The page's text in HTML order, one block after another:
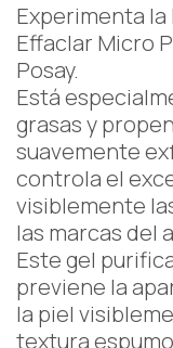
Experimenta
Effaclar Micro
Posay.
Está
grasas y
suavemente
controla el
visiblemente
las marcas del
Este gel
previene la
la piel
textura